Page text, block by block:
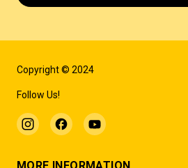
Copyright © 2024
Follow Us!